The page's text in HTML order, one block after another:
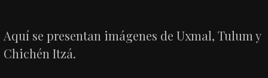
Aquí se presentan imágenes de Uxmal, Tulum y
Chichén Itzá.